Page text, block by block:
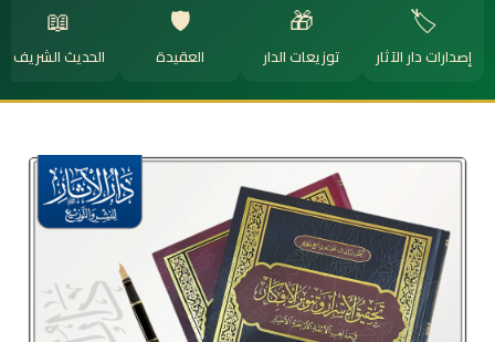
🏷️
إصدارات دار الآثار
🎁
توزيعات الدار
🛡️
العقيدة
📖
الحديث الشريف